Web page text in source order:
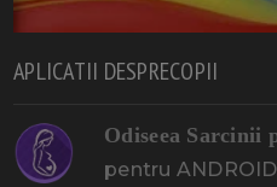
APLICATII DESPRECOPII
Odiseea Sarcinii
pentru ANDROID